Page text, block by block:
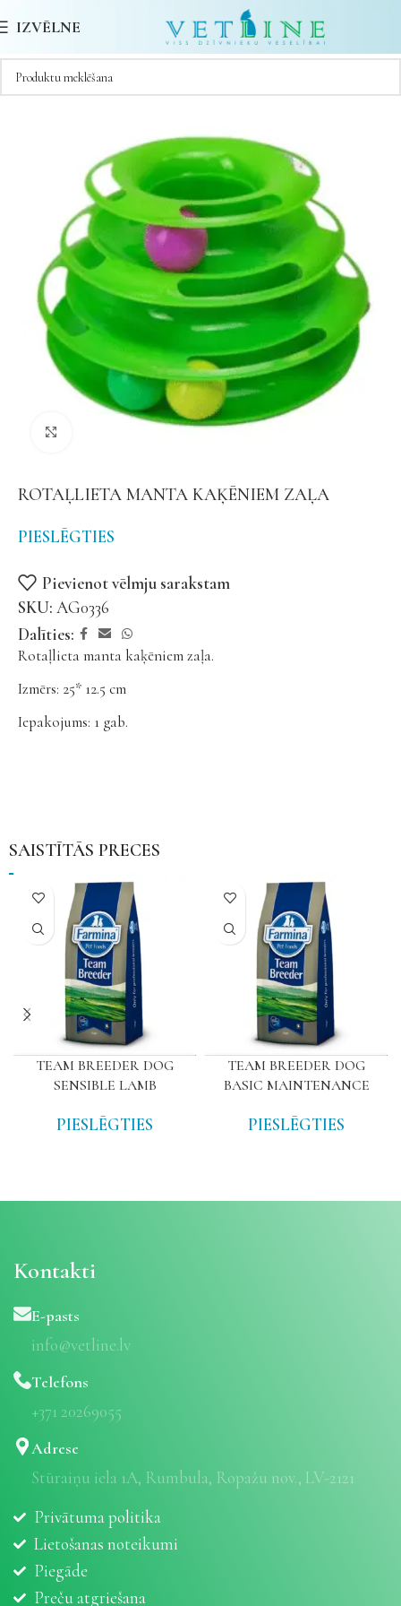
IZVĒLNE
Noklikšķiniet, lai palielinātu
ROTAĻLIETA MANTA KAĶĒNIEM ZAĻA
PIESLĒGTIES
Pievienot vēlmju sarakstam
SKU: AG0336
Dalīties:
Rotaļlieta manta kaķēniem zaļa.
Izmērs: 25* 12.5 cm
Iepakojums: 1 gab.
SAISTĪTĀS PRECES
TEAM BREEDER DOG
SENSIBLE LAMB
PIESLĒGTIES
TEAM BREEDER DOG
BASIC MAINTENANCE
PIESLĒGTIES
Kontakti
E-pasts
info@vetline.lv
Telefons
+371 20269055
Adrese
Stūraiņu iela 1A, Rumbula, Ropažu nov., LV-2121
Privātuma politika
Lietošanas noteikumi
Piegāde
Preču atgriešana